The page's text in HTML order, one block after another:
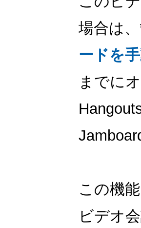
場合は
ードを
までに
この機
ビデオ